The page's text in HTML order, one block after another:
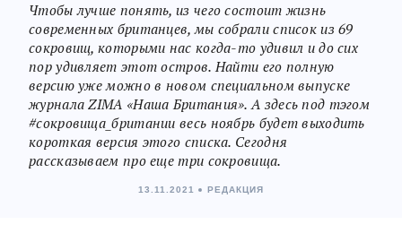
Чтобы лучше понять, из чего состоит жизнь
современных британцев, мы собрали список из 69
сокровищ, которыми нас когда-то удивил и до сих
пор удивляет этот остров. Найти его полную
версию уже можно в новом специальном выпуске
журнала ZIMA «Наша Британия». А здесь под тэгом
#сокровища_британии весь ноябрь будет выходить
короткая версия этого списка. Сегодня
рассказываем про еще три сокровища.
13.11.2021 РЕДАКЦИЯ